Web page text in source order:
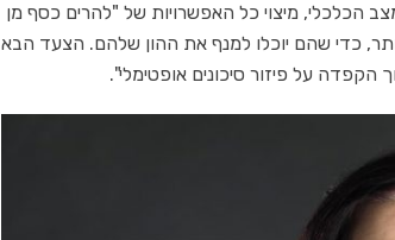
הכלכלי, מיצוי כל האפשרויות של "להרים כסף מן
כדי שהם יוכלו למנף את ההון שלהם. הצעד הבא
על פיזור סיכונים אופטימלי".